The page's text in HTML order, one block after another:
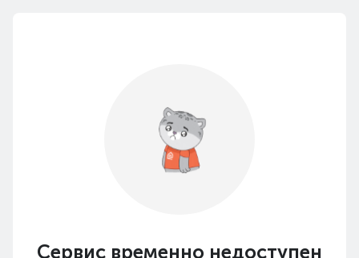
Сервис временно недоступен